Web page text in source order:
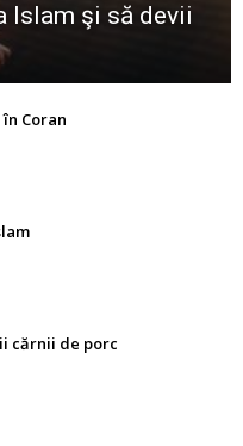
Islam şi să devii
Coran
cărnii de porc